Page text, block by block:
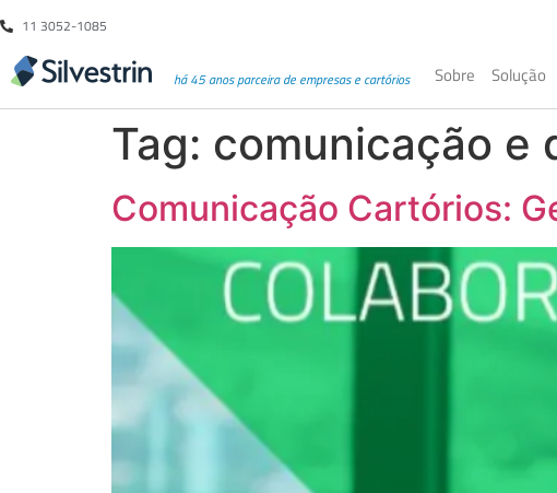
11 3052-1085
há 45 anos parceira de empresas e cartórios Sobre Solução
Tag: comunicação e
Comunicação Cartórios: